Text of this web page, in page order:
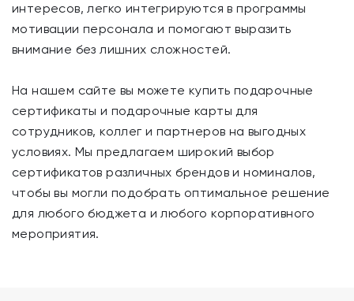
интересов, легко интегрируются в программы
мотивации персонала и помогают выразить
внимание без лишних сложностей.
На нашем сайте вы можете купить подарочные
сертификаты и подарочные карты для
сотрудников, коллег и партнеров на выгодных
условиях. Мы предлагаем широкий выбор
сертификатов различных брендов и номиналов,
чтобы вы могли подобрать оптимальное решение
для любого бюджета и любого корпоративного
мероприятия.